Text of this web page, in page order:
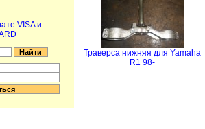
Траверса нижняя для Yamaha
R1 98-